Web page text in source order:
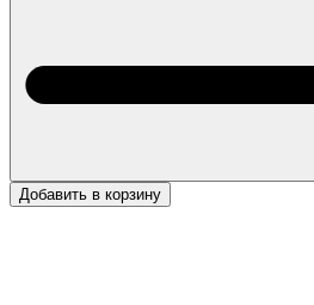
Добавить в корзину